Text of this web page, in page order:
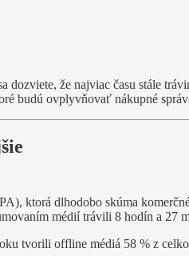
dozviete, že najviac času stále
budú ovplyvňovať nákupné
ktorá dlhodobo skúma
médií trávili 8 hodín a 27
tvorili offline médiá 58 % z